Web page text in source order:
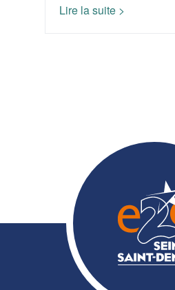
Lire la suite >